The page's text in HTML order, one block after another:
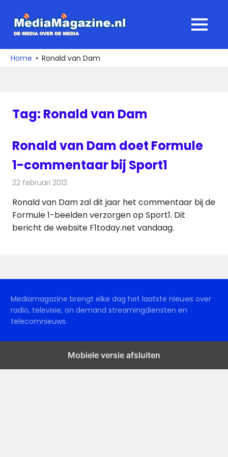
naar
media
over
MENU
Home Ronald van Dam
Tag: Ronald van Dam
Ronald van Dam doet Formule
1-commentaar bij Sport1
22 februari 2013
Ronald van Dam zal dit jaar het commentaar bij de
Formule 1-beelden verzorgen op Sport1. Dit
bericht de website F1today.net vandaag.
Mediamagazine brengt elke dag het laatste nieuws over
radio, televisie, on demand streamingdiensten en
telecomnieuws.
Mobiele versie afsluiten